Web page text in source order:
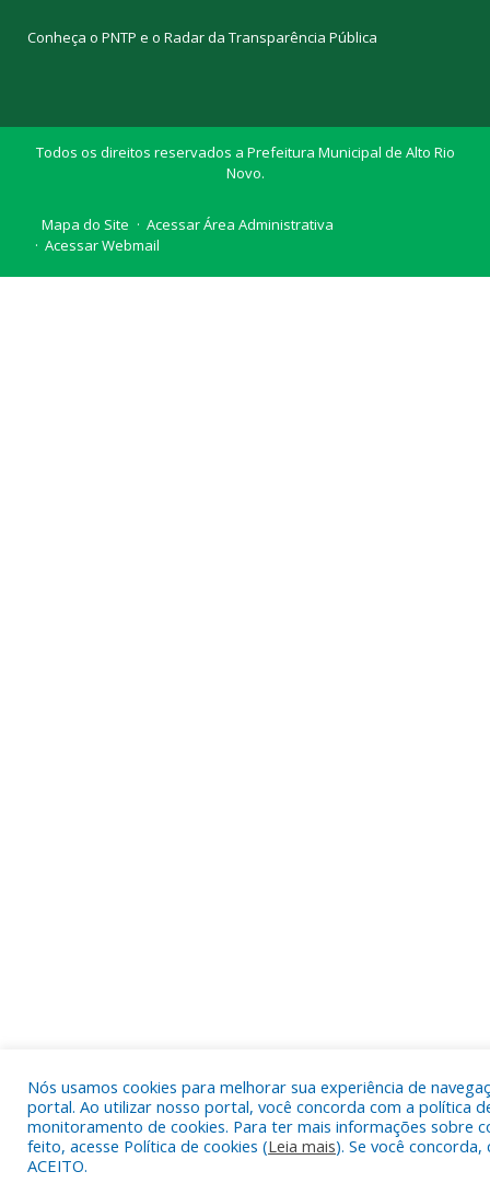
Conheça o PNTP e o Radar da Transparência Pública
Todos os direitos reservados a Prefeitura Municipal de Alto Rio
Novo.
Mapa do Site
Acessar Área Administrativa
Acessar Webmail
Nós usamos cookies para melhorar sua experiência de
portal. Ao utilizar nosso portal, você concorda com a política
monitoramento de cookies. Para ter mais informações sobre
feito, acesse Política de cookies (Leia mais). Se você concorda,
ACEITO.